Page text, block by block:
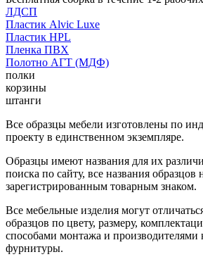
ЛДСП
Пластик Alvic Luxe
Пластик HPL
Пленка ПВХ
Полотно АГТ (МДФ)
полки
корзины
штанги
Все образцы мебели изготовлены по
проекту в единственном экземпляре.
Образцы имеют названия для их
поиска по сайту, все названия образцов
зарегистрированным товарным знаком.
Все мебельные изделия могут
образцов по цвету, размеру,
способами монтажа и
фурнитуры.